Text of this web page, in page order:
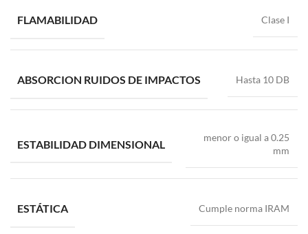
FLAMABILIDAD Clase I
ABSORCION RUIDOS DE IMPACTOS Hasta 10 DB
ESTABILIDAD DIMENSIONAL
menor o igual a 0.25
mm
ESTÁTICA Cumple norma IRAM